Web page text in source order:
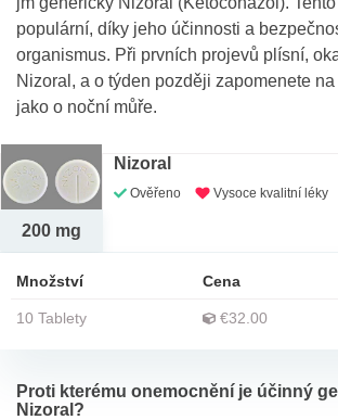
populární, díky jeho účinnosti a
organismus. Při prvních projevů plísní,
Nizoral, a o týden později zapomenete
jako o noční můře.
Nizoral
Ověřeno Vysoce kvalitní léky
200 mg
Množství Cena
10 Tablety €32.00
Proti kterému onemocnění je účinný
Nizoral?